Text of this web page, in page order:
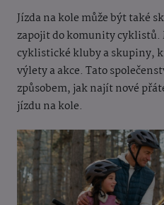
Jízda na kole může být také
zapojit do komunity cyklistů.
cyklistické kluby a skupiny,
výlety a akce. Tato
způsobem, jak najít nové
jízdu na kole.